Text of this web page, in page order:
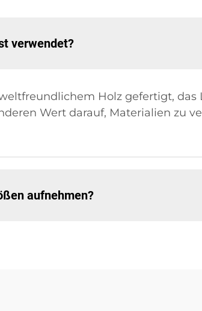
verwendet?
Holz gefertigt,
Wert darauf, Materialien zu
aufnehmen?